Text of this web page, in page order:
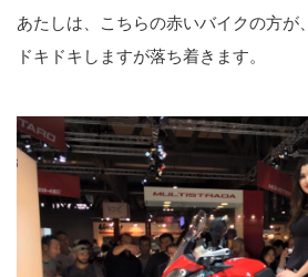
あたしは、こちらの赤いバイクの方が、
ドキドキしますが落ち着きます。